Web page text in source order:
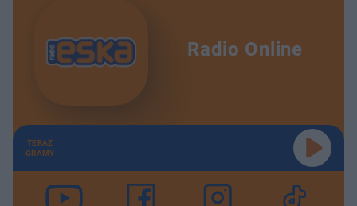
Radio Online
TERAZ
GRAMY